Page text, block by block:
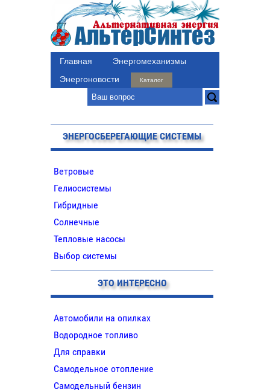
Главная
Энергомеханизмы
Энергоновости
Каталог
ЭНЕРГОСБЕРЕГАЮЩИЕ СИСТЕМЫ
Ветровые
Гелиосистемы
Гибридные
Солнечные
Тепловые насосы
Выбор системы
ЭТО ИНТЕРЕСНО
Автомобили на опилках
Водородное топливо
Для справки
Самодельное отопление
Самодельный бензин